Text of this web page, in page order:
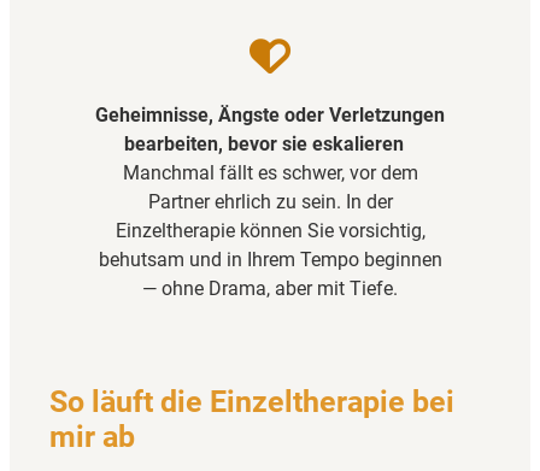
Geheimnisse, Ängste oder Verletzungen
bearbeiten, bevor sie eskalieren
Manchmal fällt es schwer, vor dem
Partner ehrlich zu sein. In der
Einzeltherapie können Sie vorsichtig,
behutsam und in Ihrem Tempo beginnen
— ohne Drama, aber mit Tiefe.
So läuft die Einzeltherapie bei
mir ab